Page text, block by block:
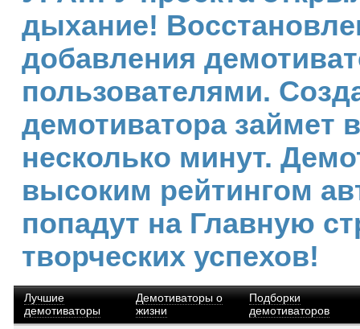
дыхание!
добавления
пользователями.
демотиватора займет
несколько минут.
высоким рейтингом
попадут на Главную
творческих успехов!
Лучшие
демотиваторы
Демотиваторы о
жизни
Подборки
демотиваторов